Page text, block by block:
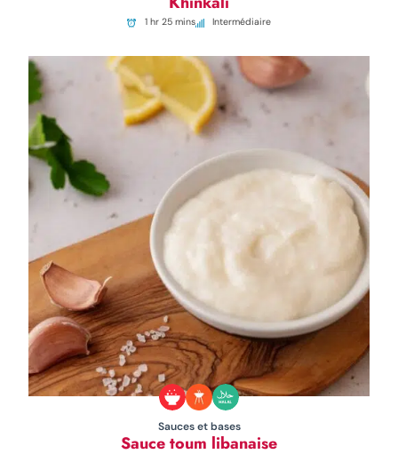
1 hr 25 mins Intermédiaire
Sauces et bases
Sauce toum libanaise